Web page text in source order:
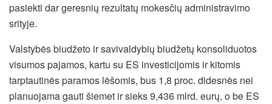
pasiekti dar geresnių rezultatų mokesčių administravimo
srityje.
Valstybės biudžeto ir savivaldybių biudžetų konsoliduotos
visumos pajamos, kartu su ES investicijomis ir kitomis
tarptautinės paramos lėšomis, bus 1,8 proc. didesnės nei
planuojama gauti šiemet ir sieks 9,436 mlrd. eurų, o be ES